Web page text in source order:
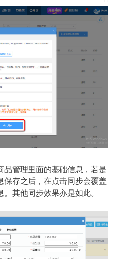
品管理里面的基础信息，若是
保存之后，在点击同步会覆盖
其他同步效果亦是如此。